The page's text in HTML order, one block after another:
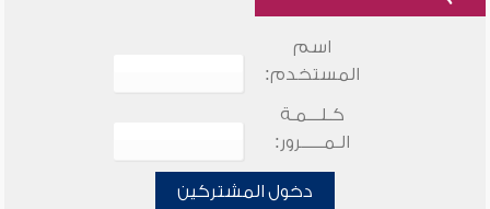
اسم
المستخدم:
كـلـــمـة
الـمـــــرور:
دخول المشتركين